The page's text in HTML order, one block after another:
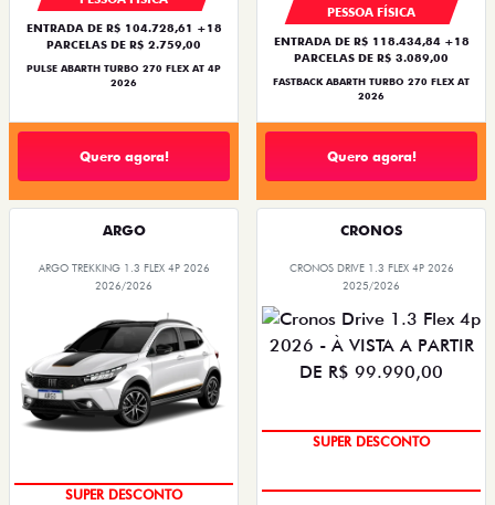
ENTRADA DE R$ 104.728,61 +18
PARCELAS DE R$ 2.759,00
PULSE ABARTH TURBO 270 FLEX AT 4P
2026
Quero agora!
PESSOA FÍSICA
ENTRADA DE R$ 118.434,84 +18
PARCELAS DE R$ 3.089,00
FASTBACK ABARTH TURBO 270 FLEX AT
2026
Quero agora!
ARGO
ARGO TREKKING 1.3 FLEX 4P 2026
2026/2026
SUPER DESCONTO
CRONOS
CRONOS DRIVE 1.3 FLEX 4P 2026
2025/2026